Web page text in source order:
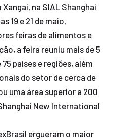
na SIAL Shanghai
19 e 21 de maio,
feiras de alimentos e
a feira reuniu mais de 5
países e regiões, além
do setor de cerca de
uma área superior a 200
New International
ergueram o maior